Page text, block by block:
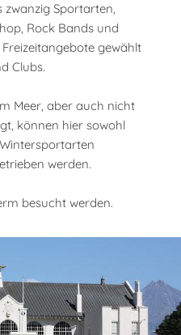
zwanzig Sportarten,
Rock Bands und
gewählt
Clubs.
Meer, aber auch nicht
können hier sowohl
werden.
besucht werden.